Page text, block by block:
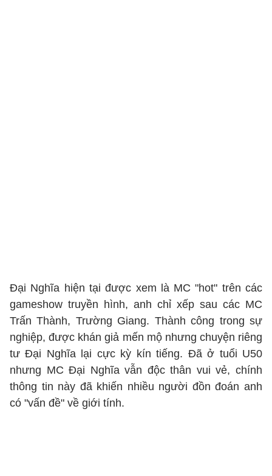
Đại Nghĩa hiện tại được xem là MC "hot" trên các
gameshow truyền hình, anh chỉ xếp sau các MC
Trấn Thành, Trường Giang. Thành công trong sự
nghiệp, được khán giả mến mộ nhưng chuyện riêng
tư Đại Nghĩa lại cực kỳ kín tiếng. Đã ở tuổi U50
nhưng MC Đại Nghĩa vẫn độc thân vui vẻ, chính
thông tin này đã khiến nhiều người đồn đoán anh
có "vấn đề" về giới tính.